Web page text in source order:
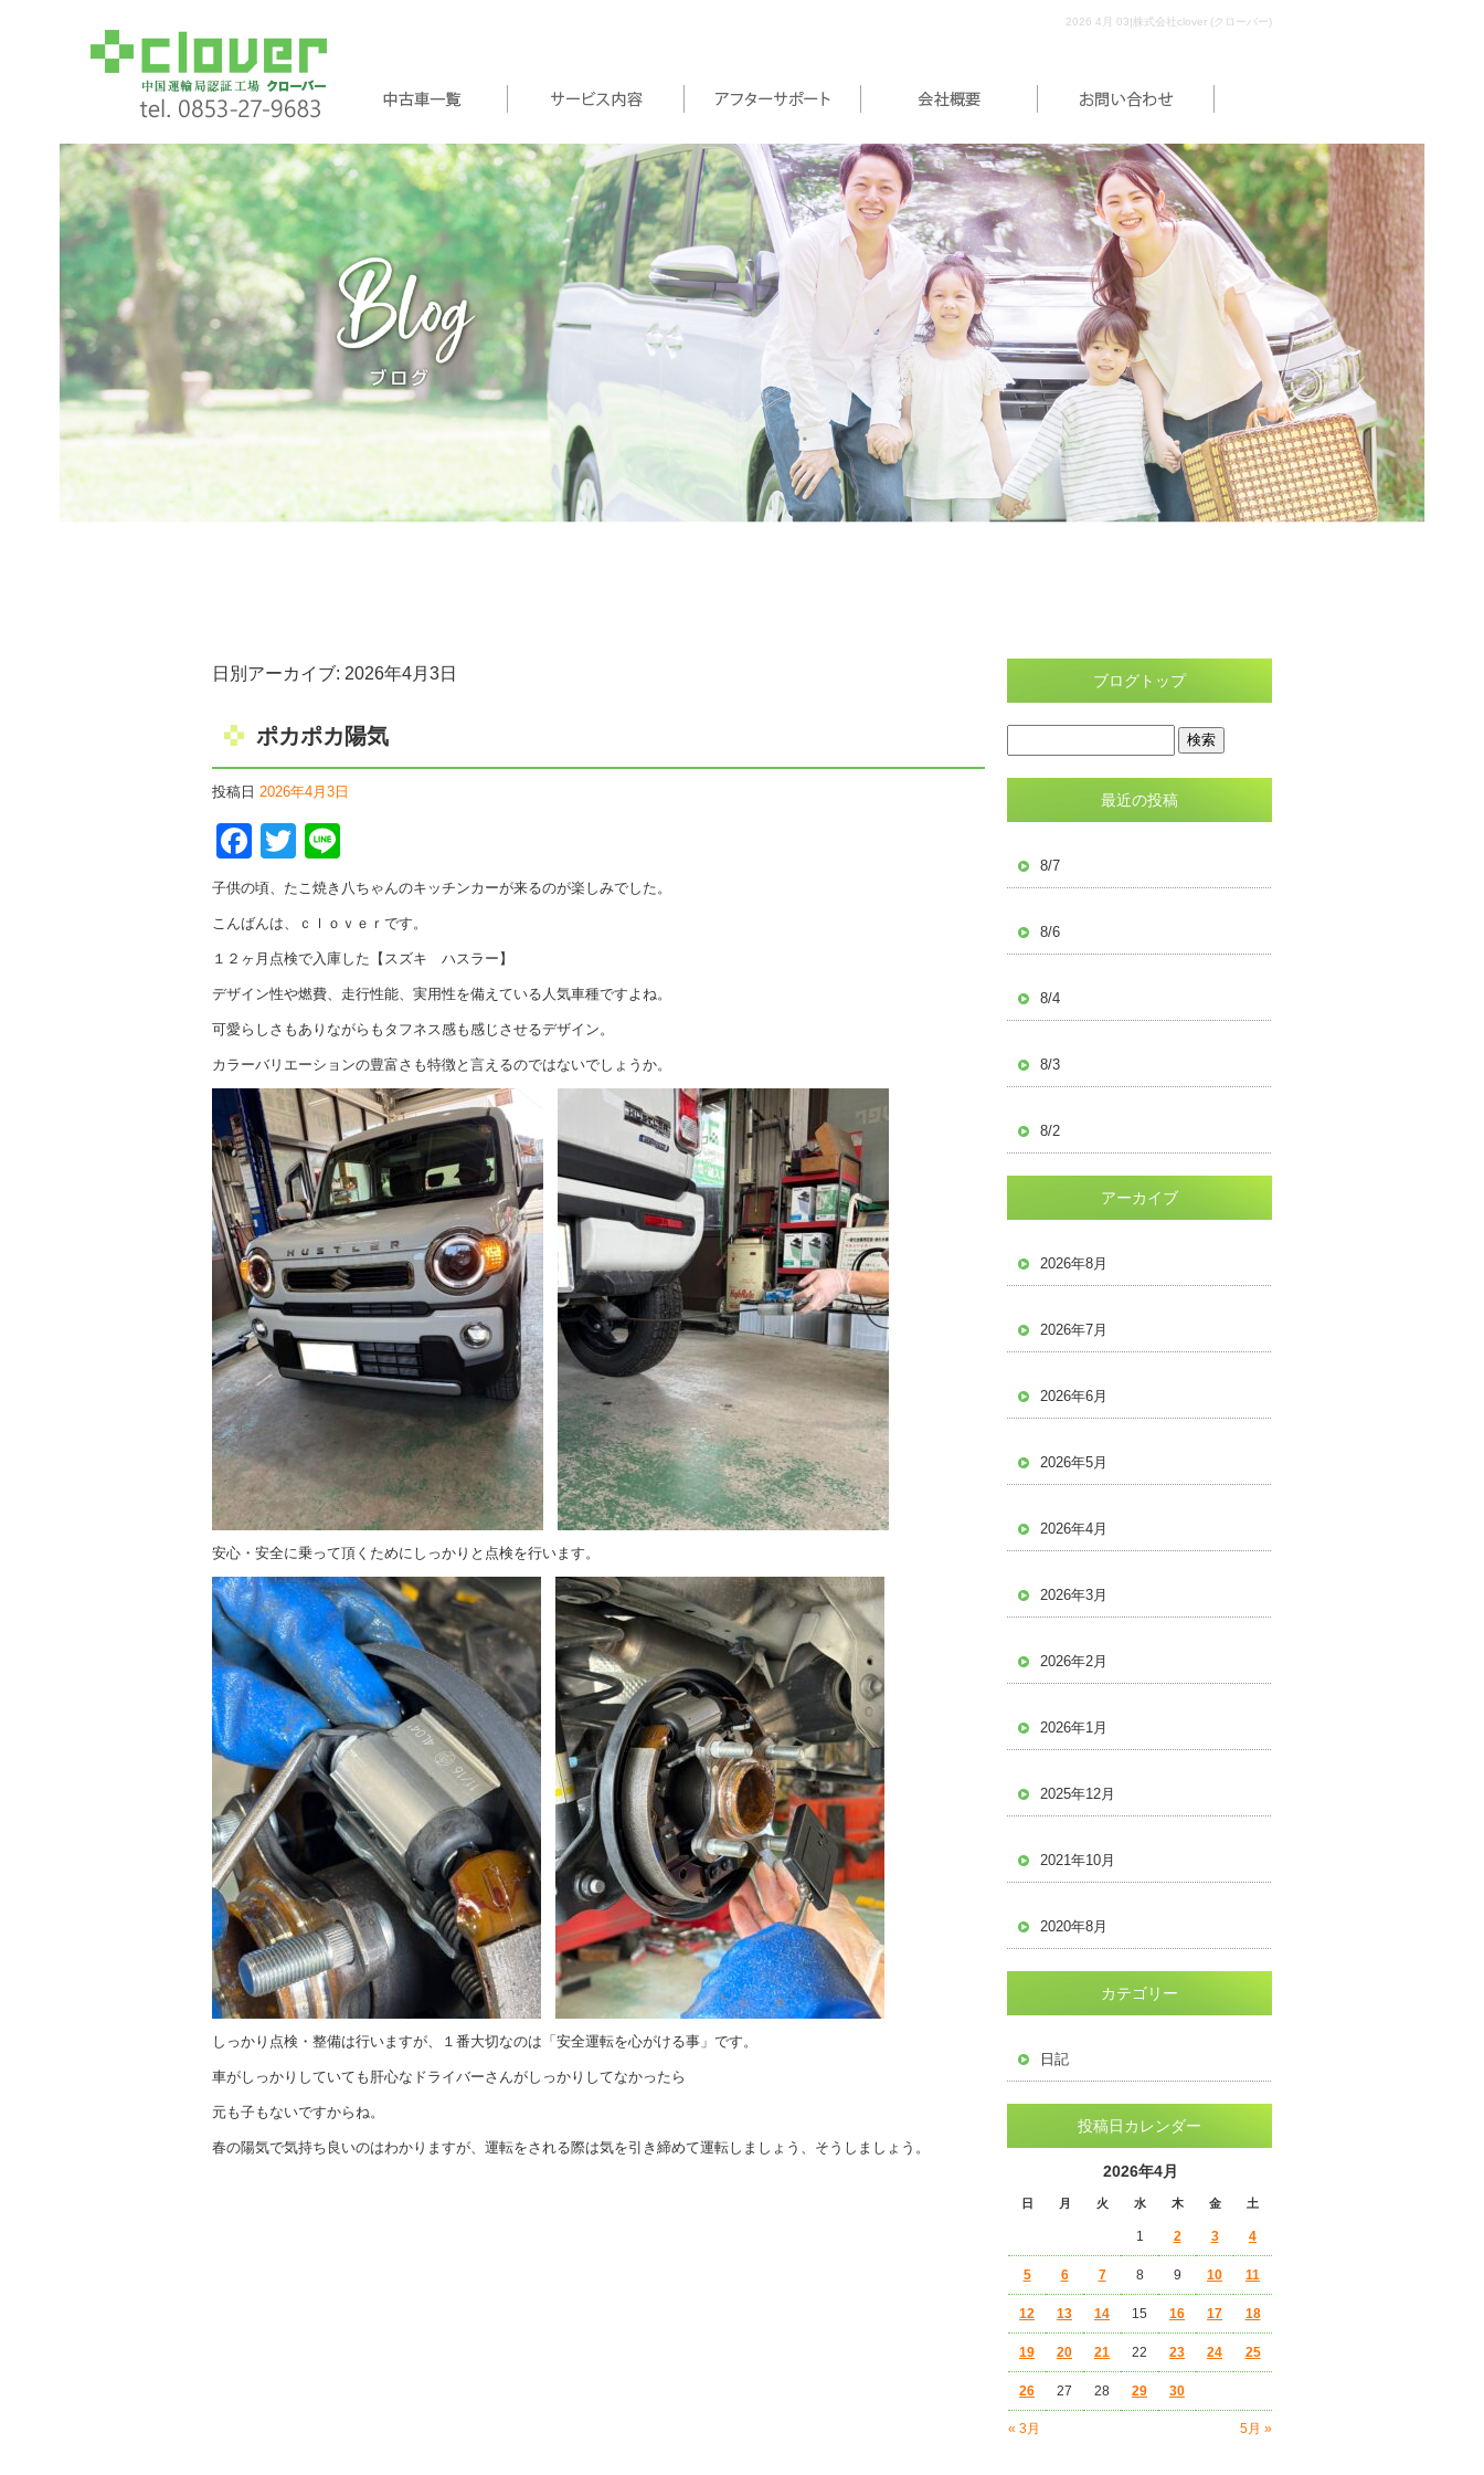
2026 4月 03|株式会社clover (クローバー)
日別アーカイブ: 2026年4月3日
ポカポカ陽気
投稿日 2026年4月3日
Facebook
Twitter
子供の頃、たこ焼き八ちゃんのキッチンカーが来るのが楽しみでした。
こんばんは、ｃｌｏｖｅｒです。
１２ヶ月点検で入庫した【スズキ ハスラー】
デザイン性や燃費、走行性能、実用性を備えている人気車種ですよね。
可愛らしさもありながらもタフネス感も感じさせるデザイン。
カラーバリエーションの豊富さも特徴と言えるのではないでしょうか。
安心・安全に乗って頂くためにしっかりと点検を行います。
しっかり点検・整備は行いますが、１番大切なのは「安全運転を心がける事」です。
車がしっかりしていても肝心なドライバーさんがしっかりしてなかったら
元も子もないですからね。
春の陽気で気持ち良いのはわかりますが、運転をされる際は気を引き締めて運転しましょう、そうしましょう。
ブログトップ
最近の投稿
8/7
8/6
8/4
8/3
8/2
アーカイブ
2026年8月
2026年7月
2026年6月
2026年5月
2026年4月
2026年3月
2026年2月
2026年1月
2025年12月
2021年10月
2020年8月
カテゴリー
日記
投稿日カレンダー
2026年4月
日 月 火 水 木 金 土
« 3月 5月 »
1 2 3 4
5 6 7 8 9 10 11
12 13 14 15 16 17 18
19 20 21 22 23 24 25
26 27 28 29 30